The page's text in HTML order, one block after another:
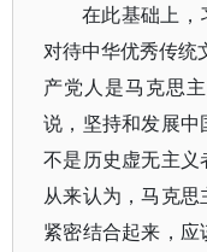
在此基础上，
对待中华优秀传统
产党人是马克思
说，坚持和发展
不是历史虚无主
从来认为，马克
紧密结合起来，